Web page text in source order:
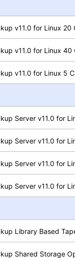
v11.0 for Linux 20
v11.0 for Linux
v11.0 for Linux 5
Server v11.0 for
Server v11.0 for
Server v11.0 for
Server v11.0 for
Library Based
Shared Storage